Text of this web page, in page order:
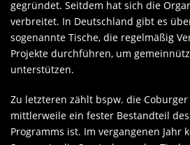
gegründet. Seitdem hat sich die
verbreitet. In Deutschland gibt es
sogenannte Tische, die regelmäßig
Projekte durchführen, um
unterstützen.
Zu letzteren zählt bspw. die Coburger
mittlerweile ein fester Bestandteil
Programms ist. Im vergangenen Jahr